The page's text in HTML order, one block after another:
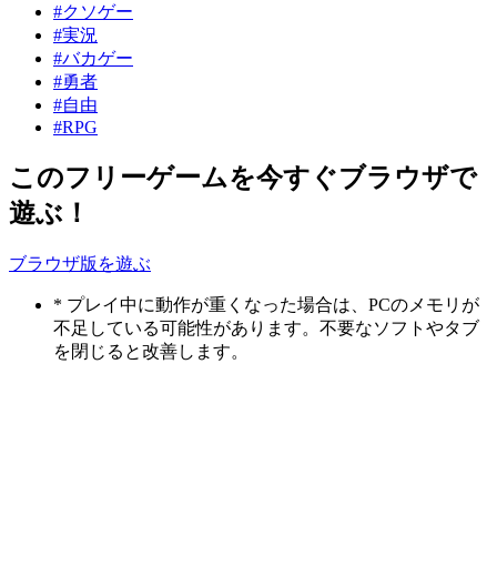
#クソゲー
#実況
#バカゲー
#勇者
#自由
#RPG
このフリーゲームを今すぐブラウザで
遊ぶ！
ブラウザ版を遊ぶ
* プレイ中に動作が重くなった場合は、PCのメモリが
不足している可能性があります。不要なソフトやタブ
を閉じると改善します。